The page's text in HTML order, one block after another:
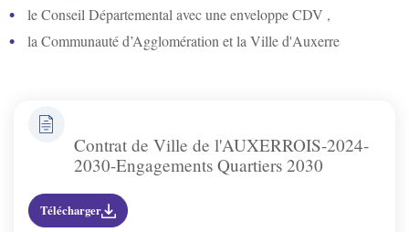
le Conseil Départemental avec une enveloppe CDV ,
la Communauté d’Agglomération et la Ville d'Auxerre
Contrat de Ville de l'AUXERROIS-2024-
2030-Engagements Quartiers 2030
Télécharger